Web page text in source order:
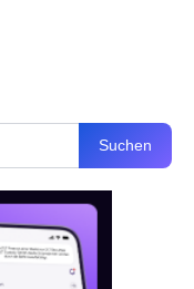
Suchen